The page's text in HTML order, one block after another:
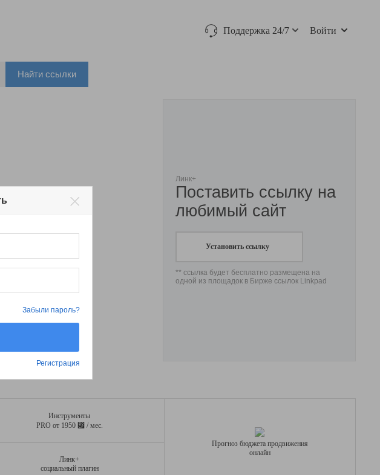
Поддержка 24/7 Войти
Найти ссылки
Линк+
Поставить ссылку на
любимый сайт
Установить ссылку
** ссылка будет бесплатно размещена на
одной из площадок в Бирже ссылок Linkpad
Инструменты
PRO от 1950 ⃏ / мес.
Линк+
социальный плагин
Прогноз бюджета продвижения
онлайн
Регистрация
Забыли пароль?